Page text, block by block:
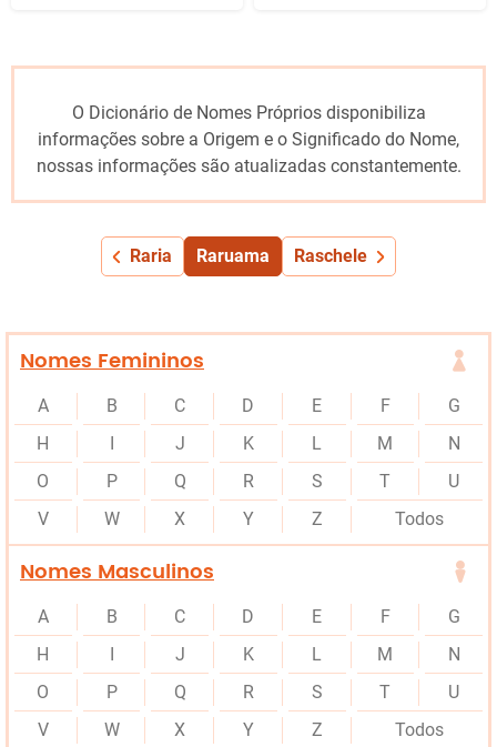
O Dicionário de Nomes Próprios disponibiliza
informações sobre a Origem e o Significado do Nome,
nossas informações são atualizadas constantemente.
Raria Raruama Raschele
Nomes Femininos
A B C D E F
G
H
J K L M
N
O
P Q R S T
U
V
W X Y Z Todos
Nomes Masculinos
A B C D E F
G
H
J K L M
N
O
P Q R S T
U
V
W X Y Z Todos